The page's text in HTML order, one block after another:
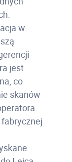
w
jest
co
skanów